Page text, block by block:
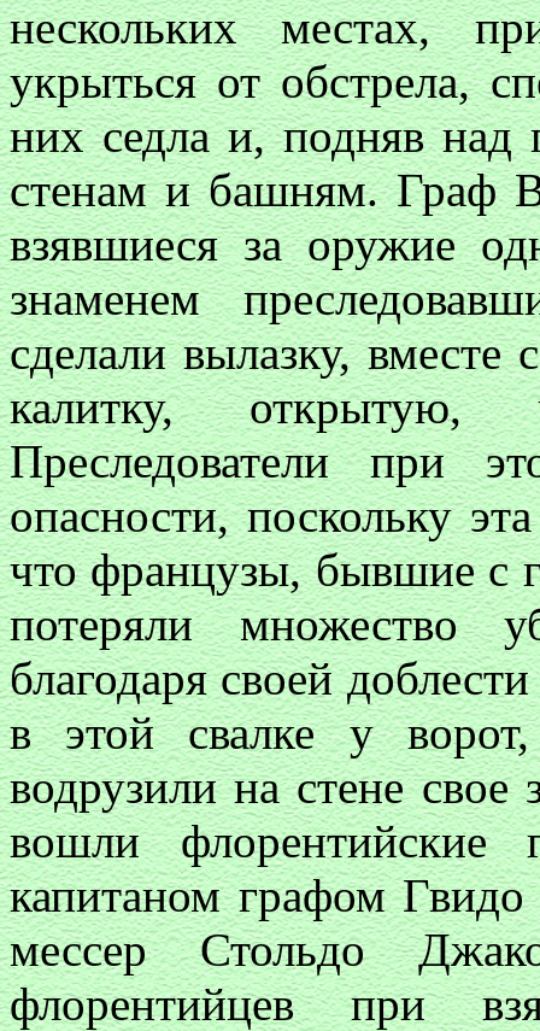
нескольких местах,
укрыться от обстрела,
них седла и, подняв над
стенам и башням. Граф
взявшиеся за оружие
знаменем
сделали вылазку,
калитку, открытую,
Преследователи при
опасности, поскольку
что французы, бывшие с
потеряли
благодаря своей
в этой свалке у
водрузили на стене
вошли
капитаном графом
мессер Стольдо
флорентийцев при